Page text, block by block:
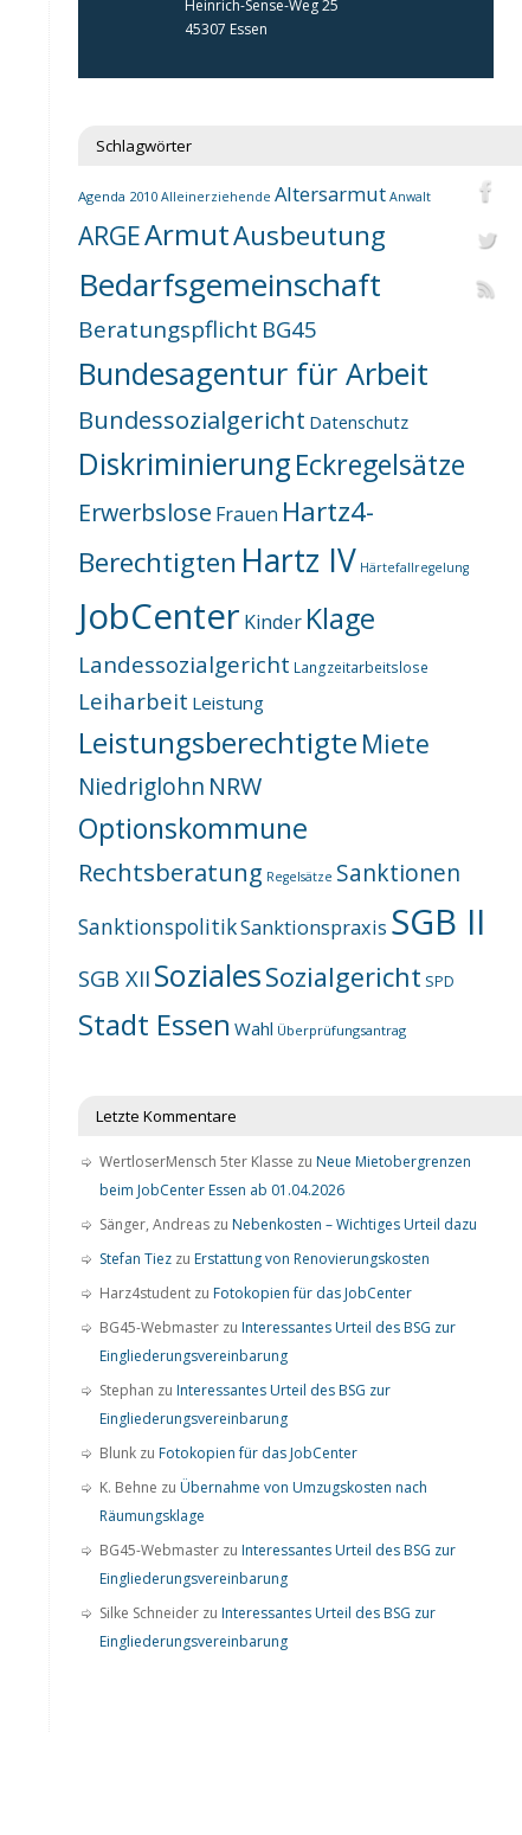
Heinrich-Sense-Weg 25
45307 Essen
Schlagwörter
Agenda 2010 Alleinerziehende Altersarmut Anwalt
ARGEArmutAusbeutung
Bedarfsgemeinschaft
Beratungspflicht BG45
Bundesagentur für Arbeit
Bundessozialgericht Datenschutz
DiskriminierungEckregelsätze
Erwerbslose Frauen Hartz4-
Berechtigten Hartz IV Härtefallregelung
JobCenter Kinder Klage
Landessozialgericht Langzeitarbeitslose
Leiharbeit Leistung
Leistungsberechtigte Miete
Niedriglohn NRW
Optionskommune
Rechtsberatung Regelsätze Sanktionen
SanktionspolitikSanktionspraxis SGB II
SGB XII SozialesSozialgericht SPD
Stadt Essen Wahl Überprüfungsantrag
Letzte Kommentare
WertloserMensch 5ter Klasse zu Neue Mietobergrenzen
beim JobCenter Essen ab 01.04.2026
Sänger, Andreas zu Nebenkosten – Wichtiges Urteil dazu
Stefan Tiez zu Erstattung von Renovierungskosten
Harz4student zu Fotokopien für das JobCenter
BG45-Webmaster zu Interessantes Urteil des BSG zur
Eingliederungsvereinbarung
Stephan zu Interessantes Urteil des BSG zur
Eingliederungsvereinbarung
Blunk zu Fotokopien für das JobCenter
K. Behne zu Übernahme von Umzugskosten nach
Räumungsklage
BG45-Webmaster zu Interessantes Urteil des BSG zur
Eingliederungsvereinbarung
Silke Schneider zu Interessantes Urteil des BSG zur
Eingliederungsvereinbarung